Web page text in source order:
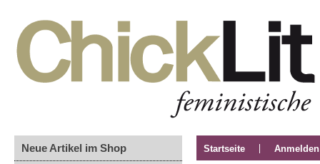
Neue Artikel im Shop Startseite Anmelden